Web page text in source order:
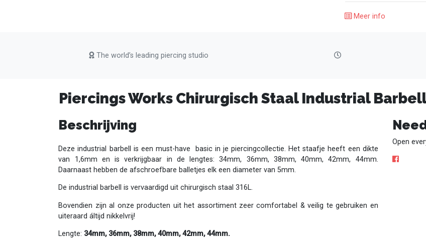
Meer info
The world’s leading piercing studio
Piercings Works Chirurgisch Staal Industrial
Beschrijving
Deze industrial barbell is een must-have basic in je piercingcollectie. Het staafje heeft een dikte
van 1,6mm en is verkrijgbaar in de lengtes: 34mm, 36mm, 38mm, 40mm, 42mm, 44mm.
Daarnaast hebben de afschroefbare balletjes elk een diameter van 5mm.
De industrial barbell is vervaardigd uit chirurgisch staal 316L.
Bovendien zijn al onze producten uit het assortiment zeer comfortabel & veilig te gebruiken en
uiteraard áltijd nikkelvrij!
Lengte: 34mm, 36mm, 38mm, 40mm, 42mm, 44mm.
Open